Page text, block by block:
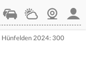
StaupilotWetterWebcam
Hünfelden 2024: 300